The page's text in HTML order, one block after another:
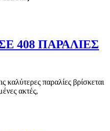
408 ΠΑΡΑΛΙΕΣ
παραλίες βρίσκεται
ακτές,